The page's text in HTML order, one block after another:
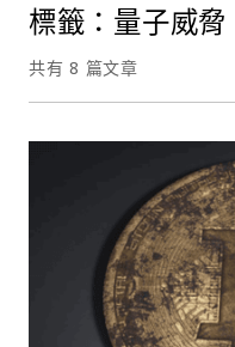
標籤：量子威脅
共有 8 篇文章